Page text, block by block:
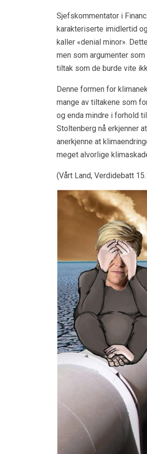
Sjefskommentator i
karakteriserte imidlertid
kaller «denial minor».
men som argumenter
tiltak som de burde vite
Denne formen for
mange av tiltakene som
og enda mindre i forhold
Stoltenberg nå erkjenner
anerkjenne at
meget alvorlige
(Vårt Land, Verdidebatt